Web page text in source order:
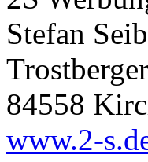
Stefan
84558
www.2-